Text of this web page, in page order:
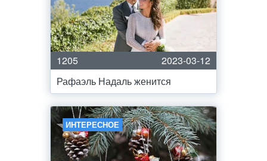
1205
2023-03-12
Рафаэль Надаль женится
ИНТЕРЕСНОЕ